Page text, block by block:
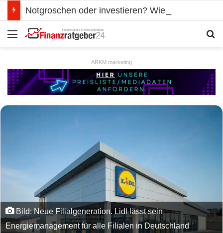
Menü
ARKM.marketing
Bild: Neue Filialgeneration. Lidl lässt sein
Energiemanagement für alle Filialen in Deutschland